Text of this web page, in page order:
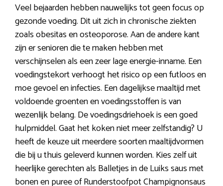
Veel bejaarden hebben nauwelijks tot geen focus op
gezonde voeding. Dit uit zich in chronische ziekten
zoals obesitas en osteoporose. Aan de andere kant
zijn er senioren die te maken hebben met
verschijnselen als een zeer lage energie-inname. Een
voedingstekort verhoogt het risico op een futloos en
moe gevoel en infecties. Een dagelijkse maaltijd met
voldoende groenten en voedingsstoffen is van
wezenlijk belang. De voedingsdriehoek is een goed
hulpmiddel. Gaat het koken niet meer zelfstandig? U
heeft de keuze uit meerdere soorten maaltijdvormen
die bij u thuis geleverd kunnen worden. Kies zelf uit
heerlijke gerechten als Balletjes in de Luiks saus met
bonen en puree of Runderstoofpot Champignonsaus